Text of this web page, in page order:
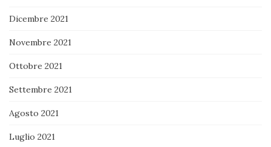
Dicembre 2021
Novembre 2021
Ottobre 2021
Settembre 2021
Agosto 2021
Luglio 2021